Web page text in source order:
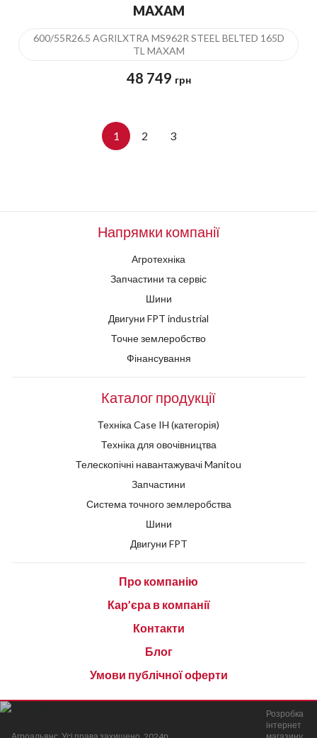
MAXAM
600/55R26.5 AGRILXTRA MS962R STEEL BELTED 165D
TL MAXAM
48 749 грн
1 2 3
Напрямки компанії
Агротехніка
Запчастини та сервіс
Шини
Двигуни FPT industrial
Точне землеробство
Фінансування
Каталог продукції
Техніка Case IH (категорія)
Техніка для овочівництва
Телескопічні навантажувачі Manitou
Запчастини
Система точного землеробства
Шини
Двигуни FPT
Про компанію
Кар’єра в компанії
Контакти
Блог
Умови публічної оферти
Розробка
інтернет